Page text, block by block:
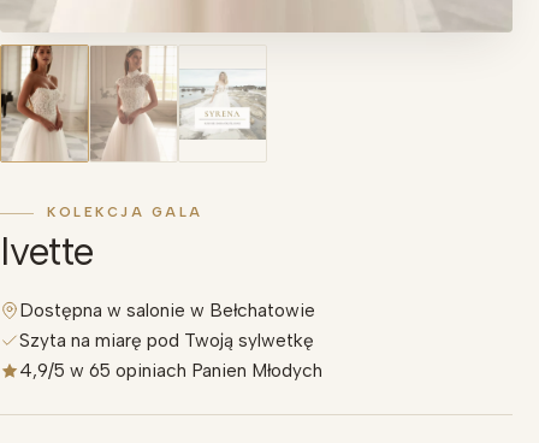
KOLEKCJA GALA
Ivette
Dostępna w salonie w Bełchatowie
Szyta na miarę pod Twoją sylwetkę
4,9/5 w 65 opiniach Panien Młodych